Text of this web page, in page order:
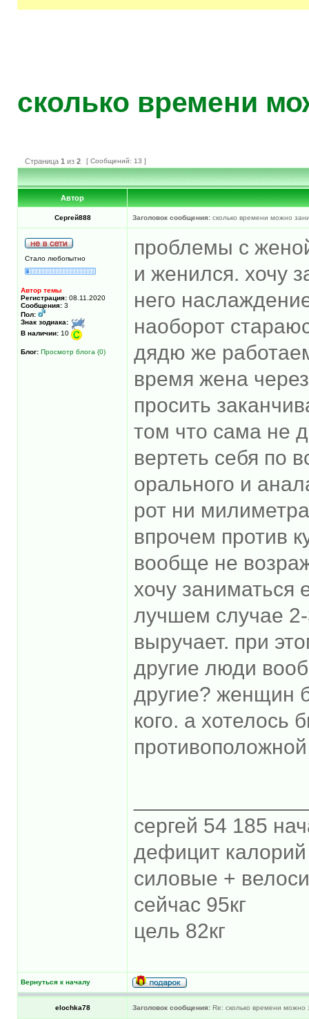
сколько времени
Страница 1 из 2 [ Сообщений: 13 ]
Автор
Сергей888 Заголовок сообщения: сколько времени можно
Стало любопытно
Автор темы
Регистрация: 08.11.2020
Сообщения: 3
Пол:
Знак зодиака:
В наличии: 10
Блог: Просмотр блога (0)
проблемы с
и женился. хочу
него
наоборот
дядю же
время жена
просить
том что сама не
вертеть себя по
орального и
рот ни
впрочем против
вообще не
хочу заниматься
лучшем случае
выручает. при
другие люди
другие? женщин
кого. а хотелось
сергей 54 185
дефицит
силовые +
сейчас 95кг
цель 82кг
Вернуться к началу
elochka78 Заголовок сообщения: Re: сколько времени можно